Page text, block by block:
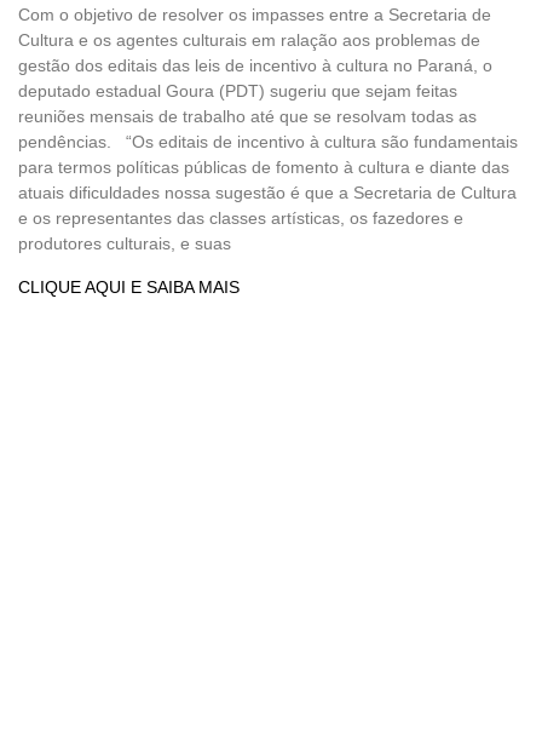
Com o objetivo de resolver os impasses entre a Secretaria de
Cultura e os agentes culturais em ralação aos problemas de
gestão dos editais das leis de incentivo à cultura no Paraná, o
deputado estadual Goura (PDT) sugeriu que sejam feitas
reuniões mensais de trabalho até que se resolvam todas as
pendências. “Os editais de incentivo à cultura são fundamentais
para termos políticas públicas de fomento à cultura e diante das
atuais dificuldades nossa sugestão é que a Secretaria de Cultura
e os representantes das classes artísticas, os fazedores e
produtores culturais, e suas
CLIQUE AQUI E SAIBA MAIS